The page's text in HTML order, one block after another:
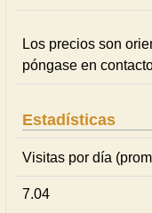
Los precios son
póngase en
Estadísticas
Visitas por día
7.04